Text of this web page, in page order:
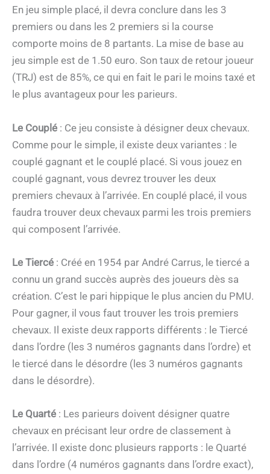
En jeu simple placé, il devra conclure dans les 3
premiers ou dans les 2 premiers si la course
comporte moins de 8 partants. La mise de base au
jeu simple est de 1.50 euro. Son taux de retour joueur
(TRJ) est de 85%, ce qui en fait le pari le moins taxé et
le plus avantageux pour les parieurs.
Le Couplé : Ce jeu consiste à désigner deux chevaux.
Comme pour le simple, il existe deux variantes : le
couplé gagnant et le couplé placé. Si vous jouez en
couplé gagnant, vous devrez trouver les deux
premiers chevaux à l’arrivée. En couplé placé, il vous
faudra trouver deux chevaux parmi les trois premiers
qui composent l’arrivée.
Le Tiercé : Créé en 1954 par André Carrus, le tiercé a
connu un grand succès auprès des joueurs dès sa
création. C’est le pari hippique le plus ancien du PMU.
Pour gagner, il vous faut trouver les trois premiers
chevaux. Il existe deux rapports différents : le Tiercé
dans l’ordre (les 3 numéros gagnants dans l’ordre) et
le tiercé dans le désordre (les 3 numéros gagnants
dans le désordre).
Le Quarté : Les parieurs doivent désigner quatre
chevaux en précisant leur ordre de classement à
l’arrivée. Il existe donc plusieurs rapports : le Quarté
dans l’ordre (4 numéros gagnants dans l’ordre exact),